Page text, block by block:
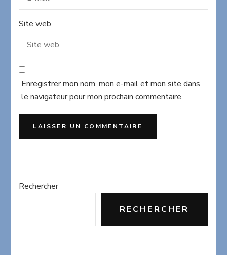
Site web
Enregistrer mon nom, mon e-mail et mon site dans
le navigateur pour mon prochain commentaire.
Rechercher
RECHERCHER